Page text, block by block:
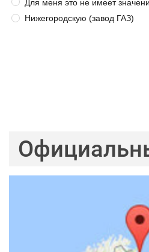
Для меня это не имеет
Нижегородскую (завод ГАЗ)